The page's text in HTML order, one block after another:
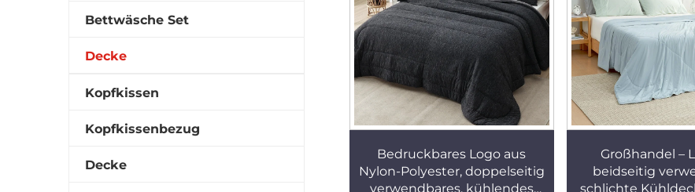
Bettwäsche Set
Decke
Kopfkissen
Kopfkissenbezug
Decke
Bedruckbares Logo aus
Nylon-Polyester, doppelseitig
verwendbares, kühlendes
Großhandel –
beidseitig
schlichte